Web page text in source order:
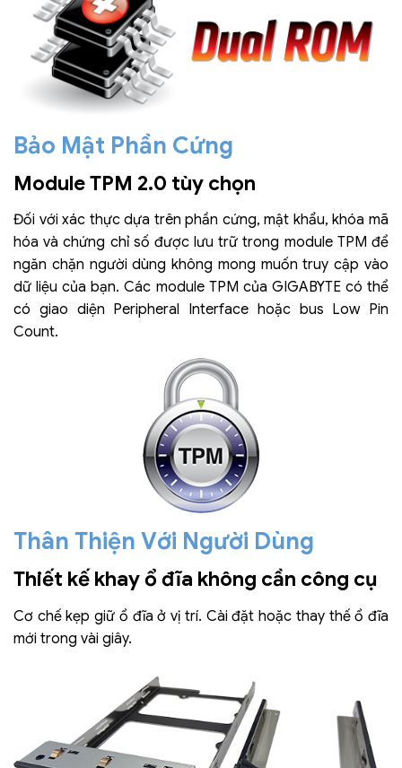
Bảo Mật Phần Cứng
Module TPM 2.0 tùy chọn
Đối với xác thực dựa trên phần cứng, mật khẩu, khóa mã
hóa và chứng chỉ số được lưu trữ trong module TPM để
ngăn chặn người dùng không mong muốn truy cập vào
dữ liệu của bạn. Các module TPM của GIGABYTE có thể
có giao diện Peripheral Interface hoặc bus Low Pin
Count.
Thân Thiện Với Người Dùng
Thiết kế khay ổ đĩa không cần công cụ
Cơ chế kẹp giữ ổ đĩa ở vị trí. Cài đặt hoặc thay thế ổ đĩa
mới trong vài giây.